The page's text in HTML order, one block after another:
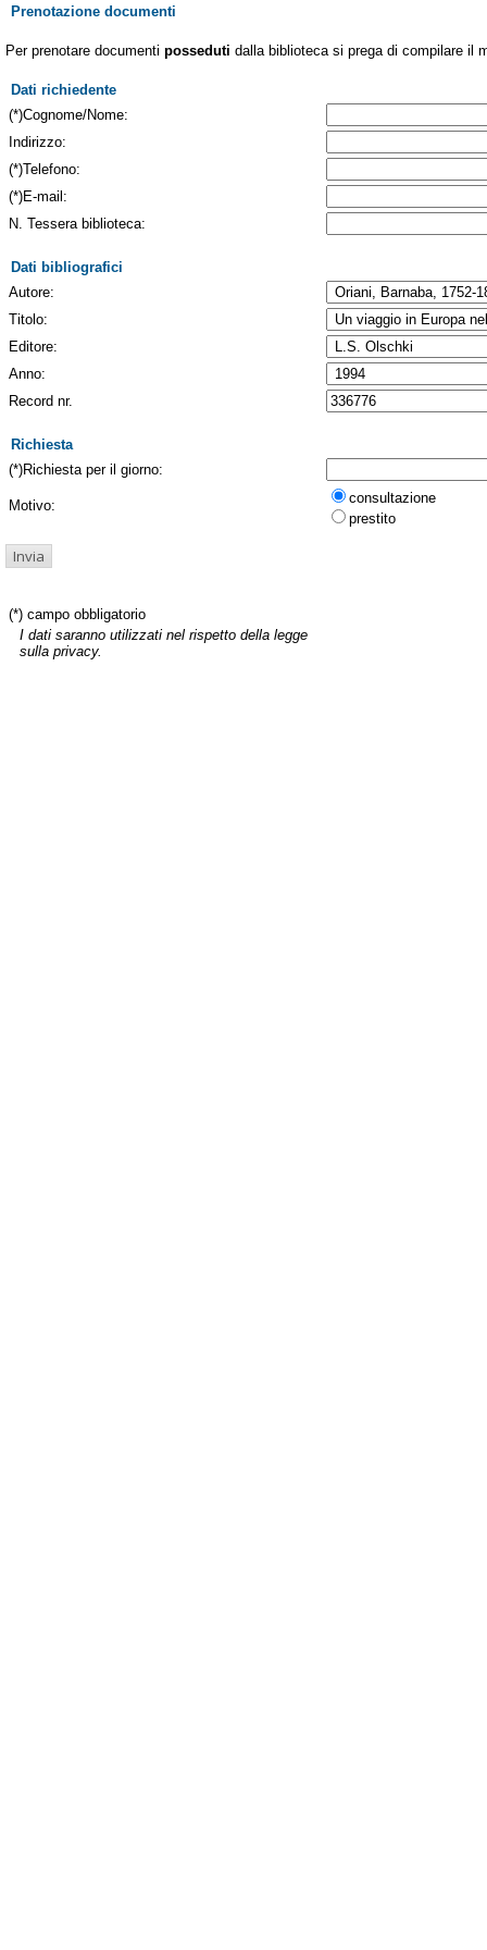
Prenotazione documenti
Per prenotare documenti posseduti dalla biblioteca si prega di compilare il
Dati richiedente
(*)Cognome/Nome:
Indirizzo:
(*)Telefono:
(*)E-mail:
N. Tessera biblioteca:
Dati bibliografici
Autore:
Titolo:
Editore:
Anno:
Record nr.
Richiesta
(*)Richiesta per il giorno:
Motivo:
consultazione
prestito
(*) campo obbligatorio
I dati saranno utilizzati nel rispetto della legge
sulla privacy.